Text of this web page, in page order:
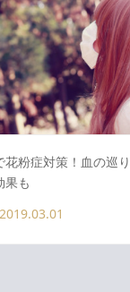
粉症対策！血の巡
果も
2019.03.01